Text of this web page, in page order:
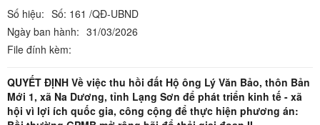
Số hiệu: Số: 161 /QĐ-UBND
Ngày ban hành: 31/03/2026
File đính kèm:
QUYẾT ĐỊNH Về việc thu hồi đất Hộ ông Lý Văn Bảo, thôn Bản
Mới 1, xã Na Dương, tỉnh Lạng Sơn để phát triển kinh tế - xã
hội vì lợi ích quốc gia, công cộng để thực hiện phương án: